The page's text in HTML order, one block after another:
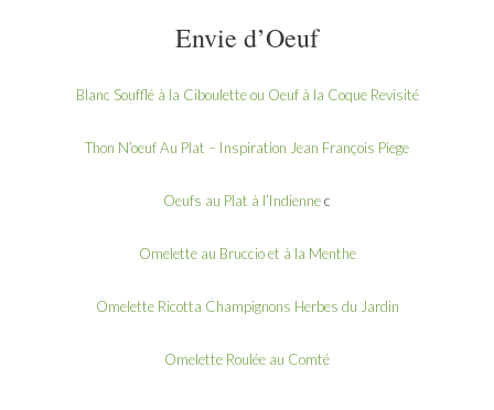
Envie d’Oeuf
Blanc Soufflé à la Ciboulette ou Oeuf à la Coque Revisité
Thon N’oeuf Au Plat – Inspiration Jean François Piege
Oeufs au Plat à l’Indiennec
Omelette au Bruccio et à la Menthe
Omelette Ricotta Champignons Herbes du Jardin
Omelette Roulée au Comté